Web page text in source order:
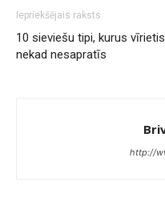
Iepriekšējais raksts
10 sieviešu tipi, kurus vīrietis
nekad nesapratīs
http://